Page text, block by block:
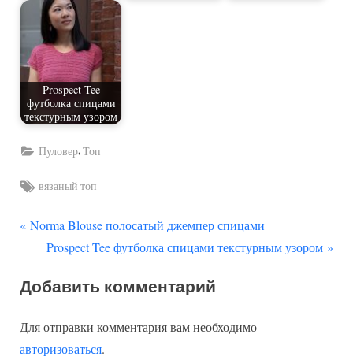
Prospect Tee
футболка спицами
текстурным узором
Пуловер,Топ
Tags:
вязаный топ
Навигация
записям
П
д
д
у
Norma Blouse полосатый джемпер спицами
С
е
у
ю
Prospect Tee футболка спицами текстурным узором
Добавить комментарий
Для отправки комментария вам необходимо
авторизоваться.